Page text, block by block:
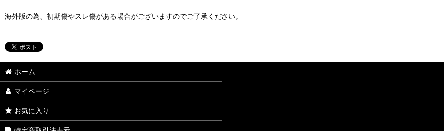
海外版の為、初期傷やスレ傷がある場合がございますのでご了承ください。
ホーム
マイページ
お気に入り